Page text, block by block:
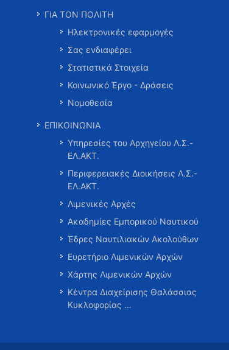
ΓΙΑ ΤΟΝ ΠΟΛΙΤΗ
Ηλεκτρονικές εφαρμογές
Σας ενδιαφέρει
Στατιστικά Στοιχεία
Κοινωνικό Έργο - Δράσεις
Νομοθεσία
ΕΠΙΚΟΙΝΩΝΙΑ
Υπηρεσίες του Αρχηγείου Λ.Σ.-
ΕΛ.ΑΚΤ.
Περιφερειακές Διοικήσεις Λ.Σ.-
ΕΛ.ΑΚΤ.
Λιμενικές Αρχές
Ακαδημίες Εμπορικού Ναυτικού
Έδρες Ναυτιλιακών Ακολούθων
Ευρετήριο Λιμενικών Αρχών
Χάρτης Λιμενικών Αρχών
Κέντρα Διαχείρισης Θαλάσσιας
Κυκλοφορίας …